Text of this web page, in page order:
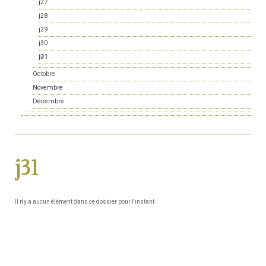
j27
j28
j29
j30
j31
Octobre
Novembre
Décembre
j31
Il n'y a aucun élément dans ce dossier pour l'instant.